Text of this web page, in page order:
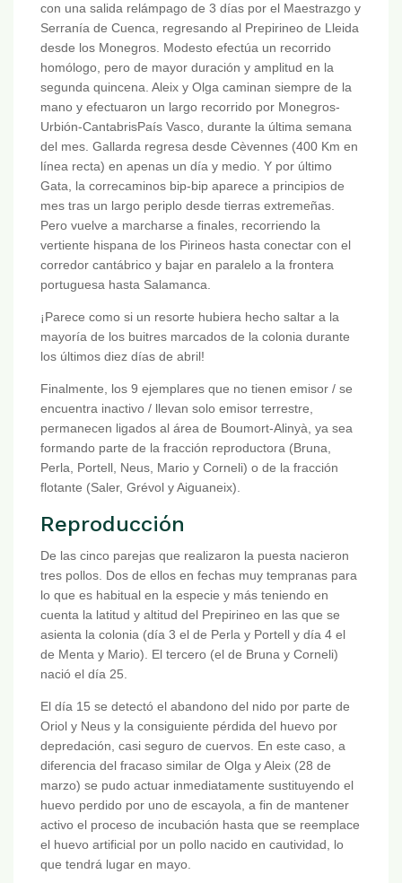
con una salida relámpago de 3 días por el Maestrazgo y
Serranía de Cuenca, regresando al Prepirineo de Lleida
desde los Monegros. Modesto efectúa un recorrido
homólogo, pero de mayor duración y amplitud en la
segunda quincena. Aleix y Olga caminan siempre de la
mano y efectuaron un largo recorrido por Monegros-
Urbión-CantabrisPaís Vasco, durante la última semana
del mes. Gallarda regresa desde Cèvennes (400 Km en
línea recta) en apenas un día y medio. Y por último
Gata, la correcaminos bip-bip aparece a principios de
mes tras un largo periplo desde tierras extremeñas.
Pero vuelve a marcharse a finales, recorriendo la
vertiente hispana de los Pirineos hasta conectar con el
corredor cantábrico y bajar en paralelo a la frontera
portuguesa hasta Salamanca.
¡Parece como si un resorte hubiera hecho saltar a la
mayoría de los buitres marcados de la colonia durante
los últimos diez días de abril!
Finalmente, los 9 ejemplares que no tienen emisor / se
encuentra inactivo / llevan solo emisor terrestre,
permanecen ligados al área de Boumort-Alinyà, ya sea
formando parte de la fracción reproductora (Bruna,
Perla, Portell, Neus, Mario y Corneli) o de la fracción
flotante (Saler, Grévol y Aiguaneix).
Reproducción
De las cinco parejas que realizaron la puesta nacieron
tres pollos. Dos de ellos en fechas muy tempranas para
lo que es habitual en la especie y más teniendo en
cuenta la latitud y altitud del Prepirineo en las que se
asienta la colonia (día 3 el de Perla y Portell y día 4 el
de Menta y Mario). El tercero (el de Bruna y Corneli)
nació el día 25.
El día 15 se detectó el abandono del nido por parte de
Oriol y Neus y la consiguiente pérdida del huevo por
depredación, casi seguro de cuervos. En este caso, a
diferencia del fracaso similar de Olga y Aleix (28 de
marzo) se pudo actuar inmediatamente sustituyendo el
huevo perdido por uno de escayola, a fin de mantener
activo el proceso de incubación hasta que se reemplace
el huevo artificial por un pollo nacido en cautividad, lo
que tendrá lugar en mayo.